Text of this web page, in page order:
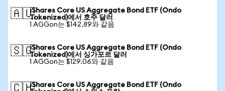
🇦🇺iShares Core US Aggregate Bond ETF (Ondo
Tokenized)에서 호주 달러
1 AGGon는 $142.89와 같음
🇸🇬iShares Core US Aggregate Bond ETF (Ondo
Tokenized)에서 싱가포르 달러
1 AGGon는 $129.06와 같음
🇨🇭iShares Core US Aggregate Bond ETF (Ondo